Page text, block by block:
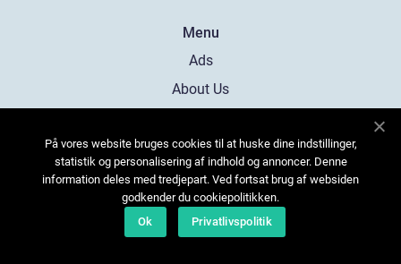
Menu
Ads
About Us
Contact
Sitemap
På vores website bruges cookies til at huske dine indstillinger,
statistik og personalisering af indhold og annoncer. Denne
information deles med tredjepart. Ved fortsat brug af websiden
godkender du cookiepolitikken.
Ok
Privatlivspolitik